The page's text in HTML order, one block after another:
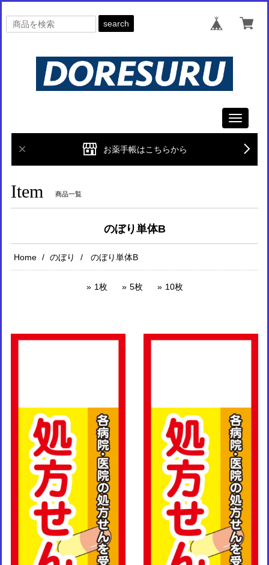
search
Toggle
お薬手帳はこちらから
Item 商品一覧
のぼり単体B
Home のぼり のぼり単体B
1枚 5枚 10枚